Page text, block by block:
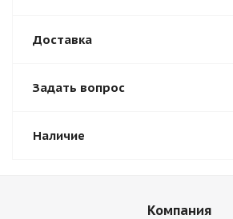
Доставка
Задать вопрос
Наличие
Компания